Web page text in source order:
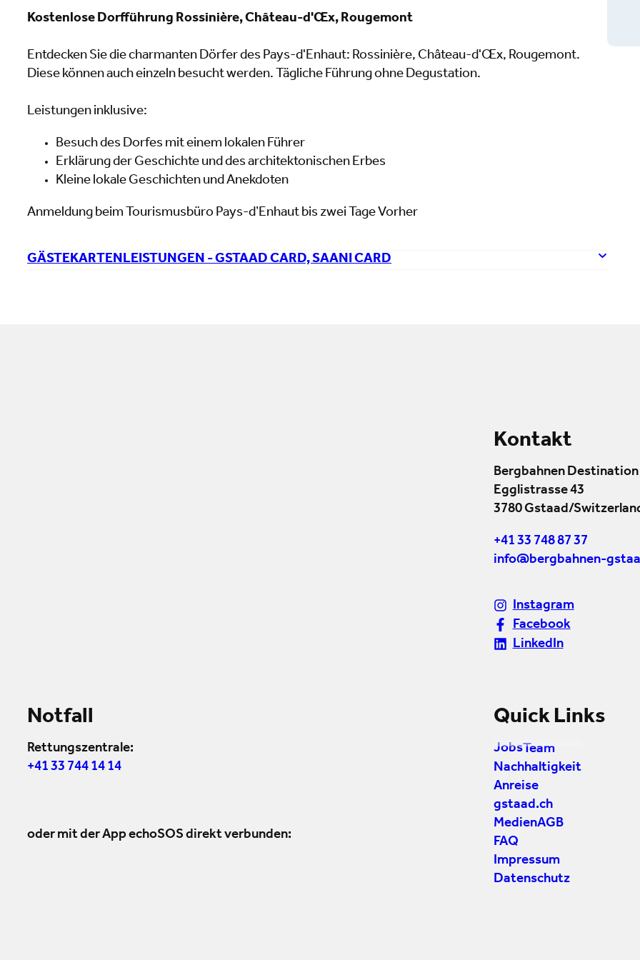
Kostenlose Dorfführung Rossinière, Château-d'Œx, Rougemont
Entdecken Sie die charmanten Dörfer des Pays-d'Enhaut: Rossinière, Château-d'Œx, Rougemont.
Diese können auch einzeln besucht werden. Tägliche Führung ohne Degustation.
Leistungen inklusive:
Besuch des Dorfes mit einem lokalen Führer
Erklärung der Geschichte und des architektonischen Erbes
Kleine lokale Geschichten und Anekdoten
Anmeldung beim Tourismusbüro Pays-d’Enhaut bis zwei Tage Vorher
GÄSTEKARTENLEISTUNGEN - GSTAAD CARD, SAANI CARD
Kontakt
Bergbahnen Destination
Egglistrasse 43
3780 Gstaad/
+41 33 748 87 37
info@bergbahnen-
Instagram
Facebook
LinkedIn
Notfall
Rettungszentrale:
+41 33 744 14 14
oder mit der App echoSOS direkt verbunden:
Quick Links
Jobs Team
Nachhaltigkeit
Anreise
gstaad.ch
MedienAGB
FAQ
Impressum
Datenschutz